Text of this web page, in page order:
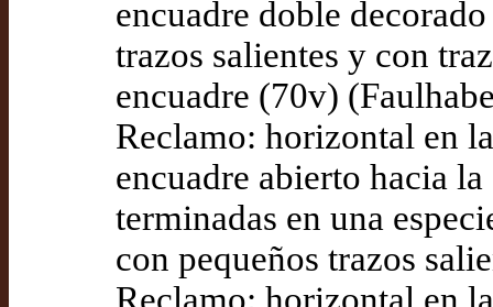
encuadre doble
trazos salientes y con
encuadre (70v)
Reclamo: horizontal en
encuadre abierto hacia
terminadas en una
con pequeños trazos